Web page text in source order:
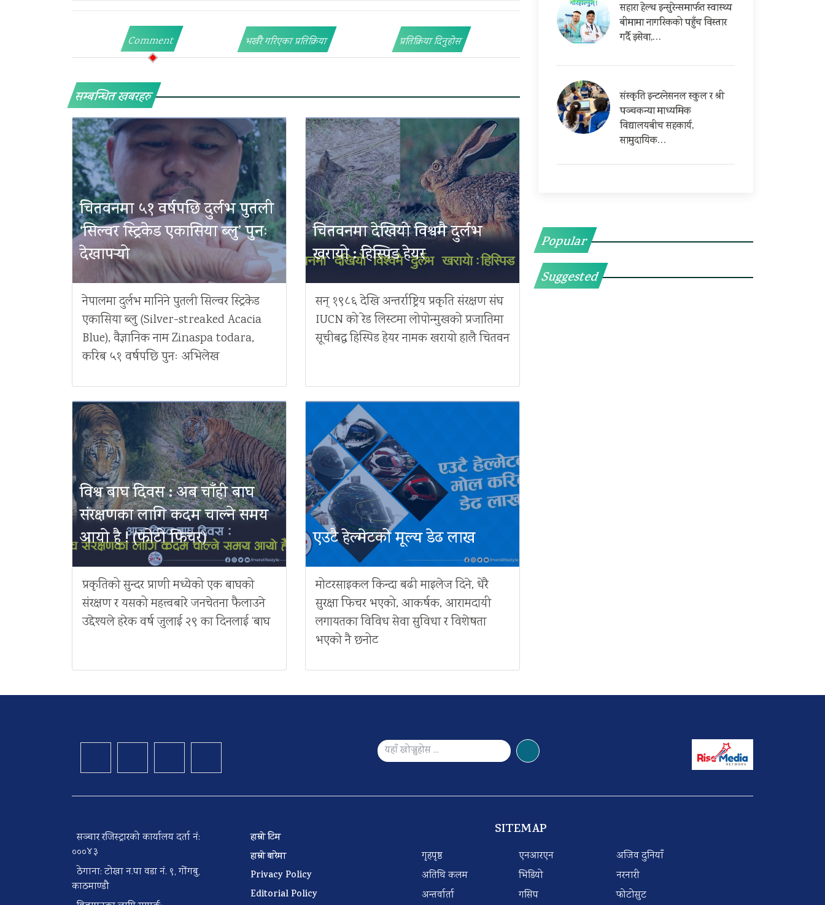
Comment भर्खरै गरिएका प्रतिक्रिया प्रतिक्रिया दिनुहोस
सम्बन्धित खबरहरु
चितवनमा ५१ वर्षपछि दुर्लभ पुतली
‘सिल्वर स्ट्रिकेड एकासिया ब्लु’ पुनः
देखापर्‍यो
नेपालमा दुर्लभ मानिने पुतली सिल्वर स्ट्रिकेड
एकासिया ब्लु (Silver-streaked Acacia
Blue), वैज्ञानिक नाम Zinaspa todara,
करिब ५१ वर्षपछि पुनः अभिलेख
चितवनमा देखियो विश्वमै दुर्लभ
खरायो : हिस्पिड हेयर
सन् १९८६ देखि अन्तर्राष्ट्रिय प्रकृति संरक्षण संघ
IUCN को रेड लिस्टमा लोपोन्मुखको प्रजातिमा
सूचीबद्ध हिस्पिड हेयर नामक खरायो हालै चितवन
विश्व बाघ दिवस : अब चाँही बाघ
संरक्षणका लागि कदम चाल्ने समय
आयो है ! (फोटो फिचर)
प्रकृतिको सुन्दर प्राणी मध्येको एक बाघको
संरक्षण र यसको महत्त्वबारे जनचेतना फैलाउने
उद्देश्यले हरेक वर्ष जुलाई २९ का दिनलाई ‘बाघ
एउटै हेल्मेटको मूल्य डेढ लाख
मोटरसाइकल किन्दा बढी माइलेज दिने, धेरै
सुरक्षा फिचर भएको, आकर्षक, आरामदायी
लगायतका विविध सेवा सुविधा र विशेषता
भएको नै छनोट
सहारा हेल्थ इन्सुरेन्समार्फत स्वास्थ्य
बीमामा नागरिकको पहुँच विस्तार
गर्दै इसेवा,…
संस्कृति इन्टरनेसनल स्कुल र श्री
पञ्चकन्या माध्यमिक
विद्यालयबीच सहकार्य,
सामुदायिक…
Popular
Suggested
सञ्चार रजिस्ट्रारको कार्यालय दर्ता नं:
०००४३
ठेगाना: टोखा न.पा वडा नं. ९, गोंगबु,
काठमाण्डौ
हाम्रो टिम
हाम्रो बारेमा
Privacy Policy
Editorial Policy
SITEMAP
गृहपृष्ठ
अतिथि कलम
अन्तर्वार्ता
एनआरएन
भिडियो
गसिप
अजिव दुनियाँ
नरनारी
फोटोसुट